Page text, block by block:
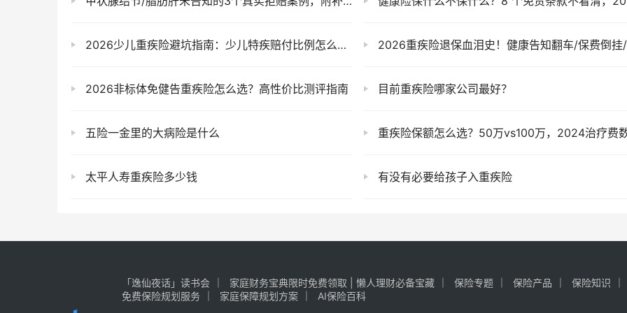
2026少儿重疾险避坑指南：少儿特疾赔付比例怎么看？教你判断产品是否靠谱 2026重疾险退保血泪史！健康告知翻车/保费倒挂/现金价值蒸发70%真实案例警示
2026非标体免健告重疾险怎么选？高性价比测评指南 目前重疾险哪家公司最好？
五险一金里的大病险是什么 重疾险保额怎么选？50万vs100万，2024治疗费数据告诉你答
太平人寿重疾险多少钱 有没有必要给孩子入重疾险
「逸仙夜话」读书会 家庭财务宝典限时免费领取 | 懒人理财必备宝藏 保险专题 保险产品 保险知识
免费保险规划服务
家庭保障规划方案
AI保险百科